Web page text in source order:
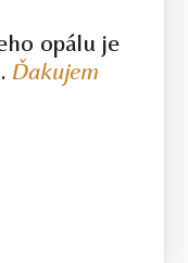
opálu je
Ďakujem